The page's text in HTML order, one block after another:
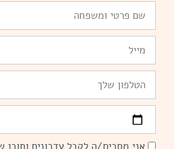
פרטי
ומשפחה
הסכמה